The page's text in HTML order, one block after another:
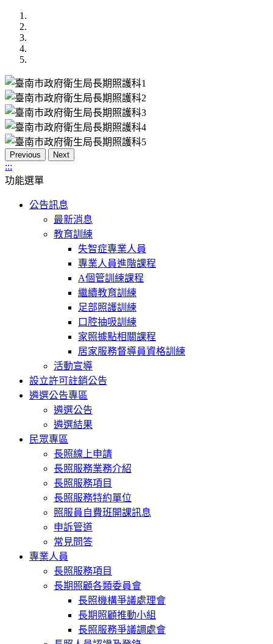
Previous Next
:::
功能選單
公告訊息
最新消息
教育訓練
失智症專業人員
專業人員進階課程
A個管訓練課程
繼續教育訓練
足部照護訓練
口腔抽吸訓練
家照據點相關課程
居家服務督導員資格訓練
活動宣導
設立許可註銷公告
遴選公告專區
遴選公告
遴選結果
民眾專區
長照線上申請
長照服務業務介紹
長照服務項目
長照服務特約單位
照服員自費班開課訊息
申訴管道
常見問答
專業人員
長照服務項目
長期照顧各類委員會
長照機構爭議處理會
長期照顧推動小組
長照服務爭議調處會